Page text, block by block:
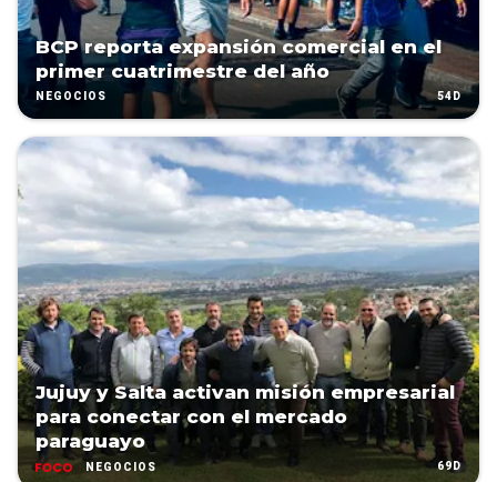
BCP reporta expansión comercial en el
primer cuatrimestre del año
NEGOCIOS 54D
Jujuy y Salta activan misión empresarial
para conectar con el mercado
paraguayo
NEGOCIOS 69D